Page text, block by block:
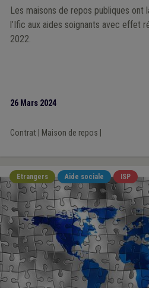
Les maisons de repos publiques ont
l’Ific aux aides soignants avec effet
2022.
26 Mars 2024
Contrat| Maison de repos
Etrangers Aide sociale ISP